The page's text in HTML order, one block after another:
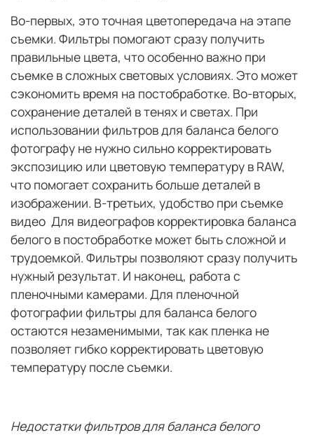
Во-первых, это точная цветопередача на этапе
съемки. Фильтры помогают сразу получить
правильные цвета, что особенно важно при
съемке в сложных световых условиях. Это может
сэкономить время на постобработке. Во-вторых,
сохранение деталей в тенях и светах. При
использовании фильтров для баланса белого
фотографу не нужно сильно корректировать
экспозицию или цветовую температуру в RAW,
что помогает сохранить больше деталей в
изображении. В-третьих, удобство при съемке
видео Для видеографов корректировка баланса
белого в постобработке может быть сложной и
трудоемкой. Фильтры позволяют сразу получить
нужный результат. И наконец, работа с
пленочными камерами. Для пленочной
фотографии фильтры для баланса белого
остаются незаменимыми, так как пленка не
позволяет гибко корректировать цветовую
температуру после съемки.
Недостатки фильтров для баланса белого